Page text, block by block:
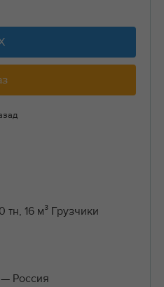
16 м³ Грузчики
— Россия